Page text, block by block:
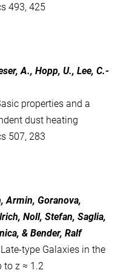
493, 425
A., Hopp, U., Lee, C.-
properties and a
dust heating
507, 283
Armin, Goranova,
Noll, Stefan, Saglia,
& Bender, Ralf
type Galaxies in the
to z ≈ 1.2